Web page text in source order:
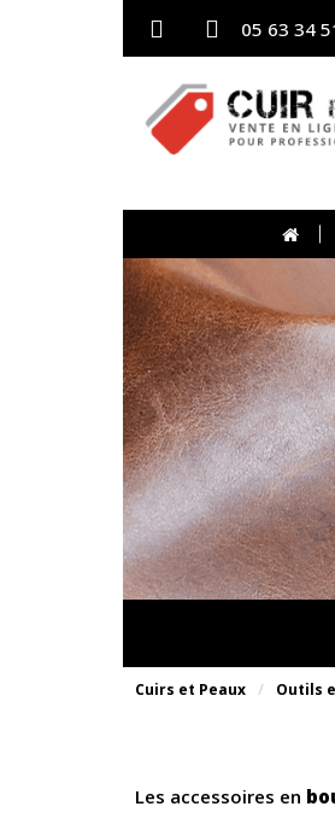
05 63 34
Cuirs et Peaux Outils
Les accessoires en